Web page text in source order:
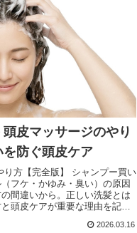
頭皮マッサージのやり
防ぐ頭皮ケア
方【完全版】 シャンプー買い
フケ・かゆみ・臭い）の原因
間違いから。正しい洗髪とは
頭皮ケアが重要な理由を記
2026.03.16